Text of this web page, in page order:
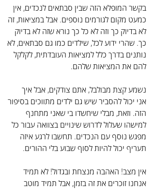
בקשר המופלא הזה שבין סבתאים לנכדים, אין
כמעט מקום לגורמים נוספים. אבל במציאות, זה
לא בדיוק כך וזה לא כל כך נורא שזה לא בדיוק
כך. שהרי ידוע לכל, שילדים כמו גם סבתאים, לא
נותנים בדרך כלל למציאות העובדתית, לקלקל
להם את המציאות שלהם.
נשמע קצת מבולבל, אתם צודקים, אבל איך
אני יכול להסביר שיש גם ילדים מתווכים בסיפור
הזה. וזאת, מבלי שיחשדו בי שאני מתחנף
למישהו שעלול לדרוש שינויים בצוואה עבור כל
מפגש נוסף עם הנכדים. תחשבו לרגע איזה
תעריף יכול להיות לסוף שבוע בלי ההורים.
אין מצב! האהבה מנצחת ובגדול! לא תמיד
אנחנו זוכרים את זה בזמן, אבל תמיד מוטב